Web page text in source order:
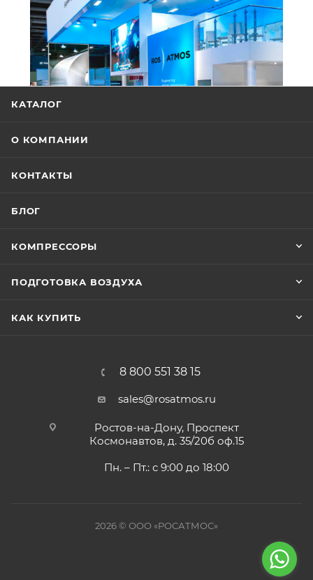
КАТАЛОГ
О КОМПАНИИ
КОНТАКТЫ
БЛОГ
КОМПРЕССОРЫ
ПОДГОТОВКА ВОЗДУХА
КАК КУПИТЬ
8 800 551 38 15
sales@rosatmos.ru
Ростов-на-Дону, Проспект
Космонавтов, д. 35/20б оф.15
Пн. – Пт.: с 9:00 до 18:00
2026 © ООО «РОСАТМОС»